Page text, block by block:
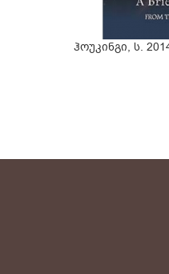
ჰოუკინგი, ს.